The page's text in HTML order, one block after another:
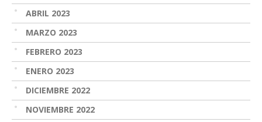
ABRIL 2023
MARZO 2023
FEBRERO 2023
ENERO 2023
DICIEMBRE 2022
NOVIEMBRE 2022